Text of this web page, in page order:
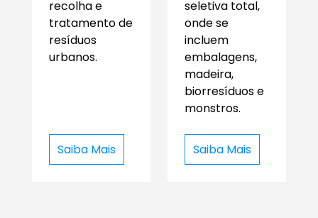
recolha e
tratamento de
resíduos
urbanos.
Saiba Mais
seletiva total,
onde se
incluem
embalagens,
madeira,
biorresíduos e
monstros.
Saiba Mais